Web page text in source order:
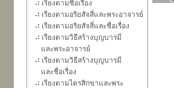
เรียงตามชื่อเรื่อง
เรียงตามอริยสัจสี่และพระอาจารย์
เรียงตามอริยสัจสี่และชื่อเรื่อง
เรียงตามวิธีสร้างบุญบารมี
และพระอาจารย์
เรียงตามวิธีสร้างบุญบารมี
และชื่อเรื่อง
เรียงตามไตรสิกขาและพระ